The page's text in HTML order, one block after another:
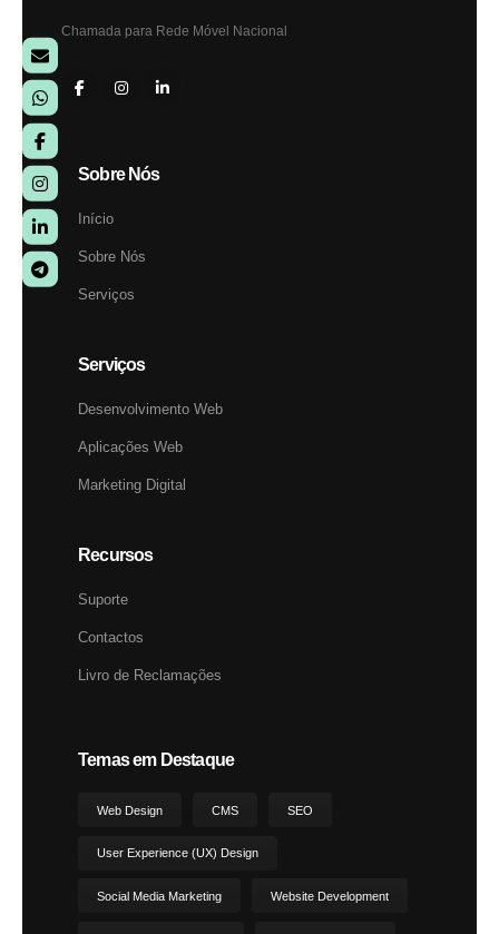
Chamada para Rede Móvel Nacional
Sobre Nós
Início
Sobre Nós
Serviços
Serviços
Desenvolvimento Web
Aplicações Web
Marketing Digital
Recursos
Suporte
Contactos
Livro de Reclamações
Temas em Destaque
Web Design CMS SEO
User Experience (UX) Design
Social Media Marketing Website Development